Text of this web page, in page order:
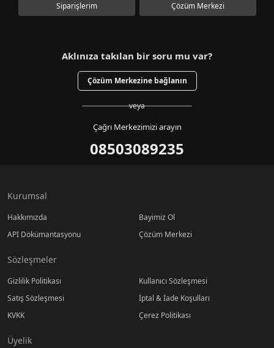
Siparişlerim Çözüm Merkezi
Aklınıza takılan bir soru mu var?
Çözüm Merkezine bağlanın
veya
Çağrı Merkezimizi arayın
08503089235
Kurumsal
Hakkımızda
Bayimiz Ol
API Dökümantasyonu
Çözüm Merkezi
Sözleşmeler
Gizlilik Politikası
Kullanıcı Sözleşmesi
Satış Sözleşmesi
İptal & İade Koşulları
KVKK
Çerez Politikası
Üyelik